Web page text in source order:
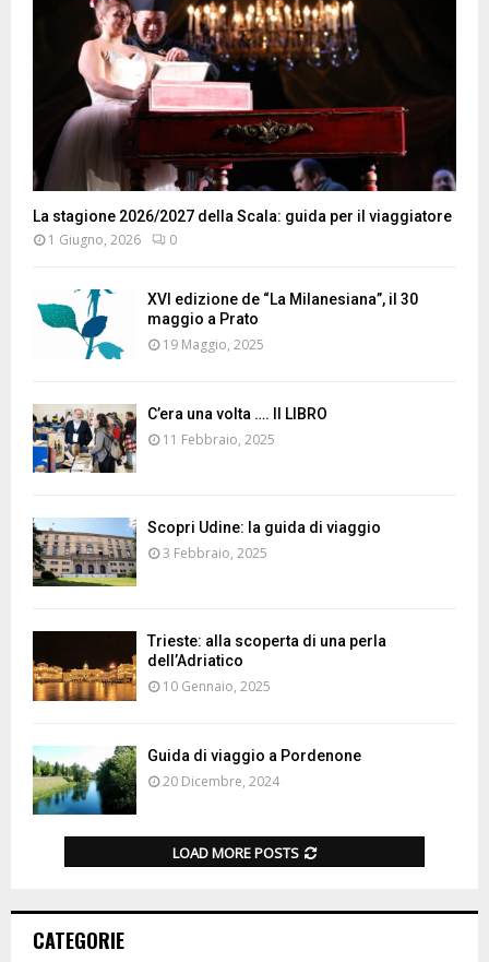
La stagione 2026/2027 della Scala: guida per il viaggiatore
1 Giugno, 2026 0
XVI edizione de “La Milanesiana”, il 30
maggio a Prato
19 Maggio, 2025
C’era una volta …. Il LIBRO
11 Febbraio, 2025
Scopri Udine: la guida di viaggio
3 Febbraio, 2025
Trieste: alla scoperta di una perla
dell’Adriatico
10 Gennaio, 2025
Guida di viaggio a Pordenone
20 Dicembre, 2024
LOAD MORE POSTS
CATEGORIE